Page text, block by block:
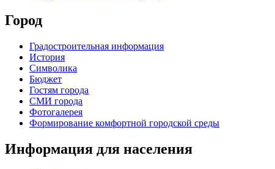
Город
Градостроительная информация
История
Символика
Бюджет
Гостям города
СМИ города
Фотогалерея
Формирование комфортной городской среды
Информация для населения